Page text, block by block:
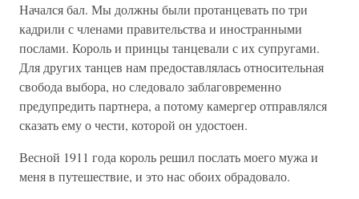
Начался бал. Мы должны были протанцевать по три
кадрили с членами правительства и иностранными
послами. Король и принцы танцевали с их супругами.
Для других танцев нам предоставлялась относительная
свобода выбора, но следовало заблаговременно
предупредить партнера, а потому камергер отправлялся
сказать ему о чести, которой он удостоен.
Весной 1911 года король решил послать моего мужа и
меня в путешествие, и это нас обоих обрадовало.